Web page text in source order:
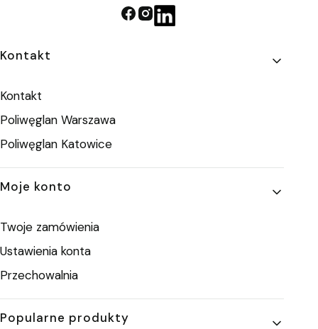
Linki w stopce
Kontakt
Kontakt
Poliwęglan Warszawa
Poliwęglan Katowice
Moje konto
Twoje zamówienia
Ustawienia konta
Przechowalnia
Popularne produkty